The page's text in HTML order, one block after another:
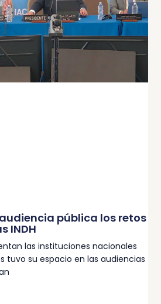
pública los retos
INDH
las instituciones nacionales
tuvo su espacio en las audiencias